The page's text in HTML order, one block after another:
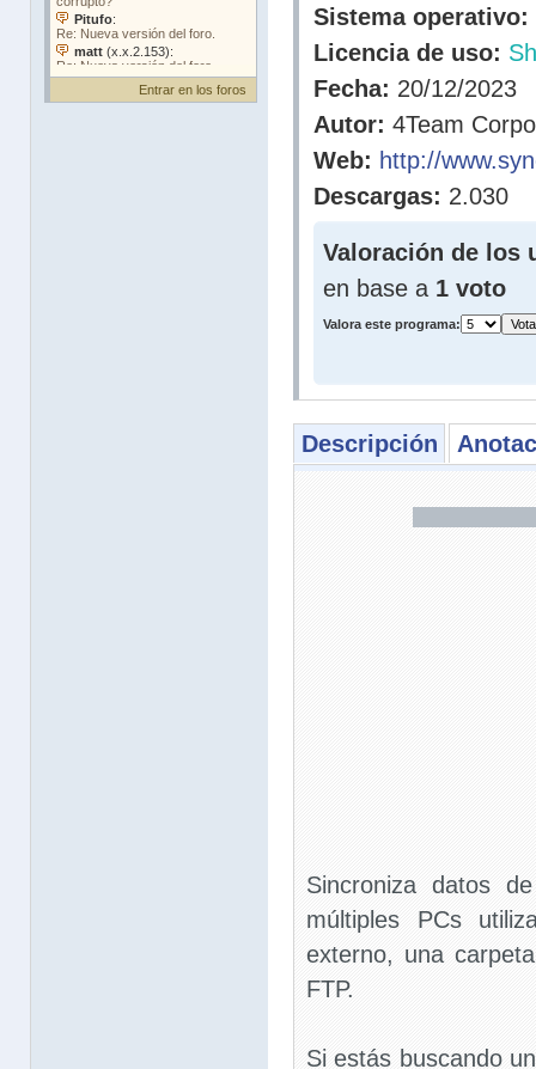
Entrar en los foros
Sistema operativo:
Licencia de uso:
Fecha: 20/12/2023
Autor: 4Team
Web: http://
Descargas: 2.030
Valoración de los
en base a 1 voto
Valora este programa:
Descripción
Sincroniza datos
múltiples PCs
externo, una
FTP.
Si estás buscando